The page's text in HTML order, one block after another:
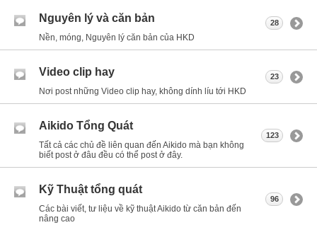
Nguyên lý và căn bản
Nền, móng, Nguyên lý căn bản của HKD
28
Video clip hay
Nơi post những Video clip hay, không dính líu tới HKD
23
Aikido Tổng Quát
Tất cả các chủ đề liên quan đến Aikido mà bạn không
biết post ở đâu đều có thể post ở đây.
123
Kỹ Thuật tổng quát
Các bài viết, tư liệu về kỹ thuật Aikido từ căn bản đến
nâng cao
96